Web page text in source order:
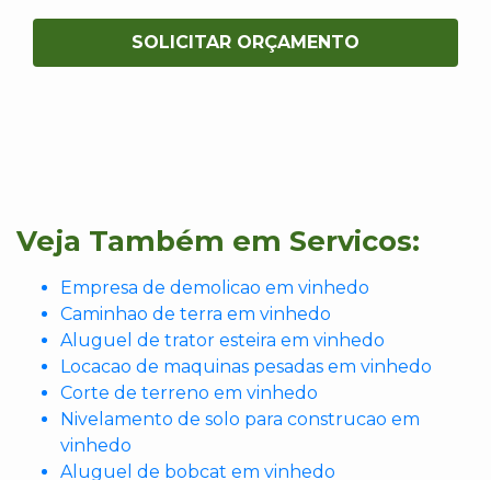
SOLICITAR ORÇAMENTO
Veja Também em Servicos:
Empresa de demolicao em vinhedo
Caminhao de terra em vinhedo
Aluguel de trator esteira em vinhedo
Locacao de maquinas pesadas em vinhedo
Corte de terreno em vinhedo
Nivelamento de solo para construcao em
vinhedo
Aluguel de bobcat em vinhedo